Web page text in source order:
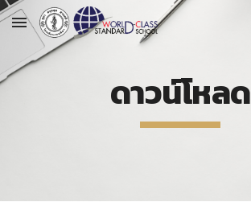
Skip to main content
ดาวน์โหลด